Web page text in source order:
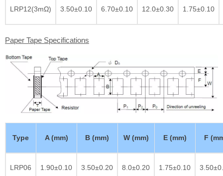
LRP12(3mΩ) 3.50±0.10 6.70±0.10 12.0±0.30 1.75±0.10
Paper Tape Specifications
Type A (mm) B (mm) W (mm) E (mm) F
LRP06 1.90±0.10 3.50±0.20 8.0±0.20 1.75±0.10